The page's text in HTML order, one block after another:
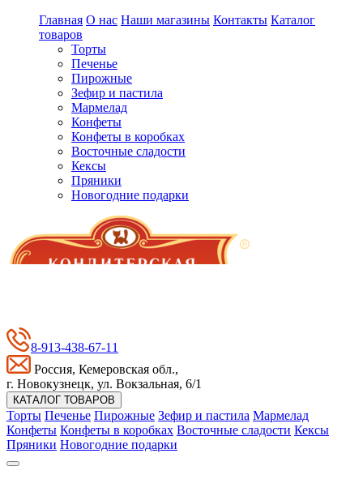
Главная О нас Наши магазины Контакты Каталог
товаров
Торты
Печенье
Пирожные
Зефир и пастила
Мармелад
Конфеты
Конфеты в коробках
Восточные сладости
Кексы
Пряники
Новогодние подарки
8-913-438-67-11
Россия, Кемеровская обл.,
г. Новокузнецк, ул. Вокзальная, 6/1
КАТАЛОГ ТОВАРОВ
Торты Печенье Пирожные Зефир и пастила Мармелад
Конфеты Конфеты в коробках Восточные сладости Кексы
Пряники Новогодние подарки